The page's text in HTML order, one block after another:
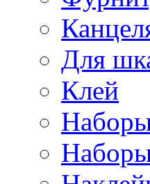
Для
Клей
Наборы